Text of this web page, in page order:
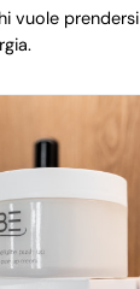
vuole prendersi